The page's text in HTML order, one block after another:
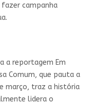
campanha
a reportagem Em
Comum, que pauta a
março, traz a história
lidera o